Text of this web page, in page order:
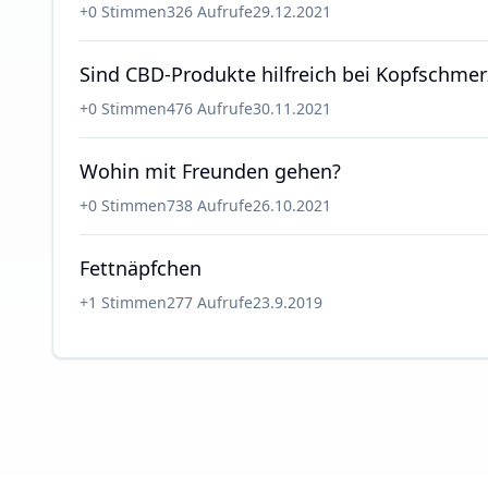
+0 Stimmen326 Aufrufe29.12.2021
Sind CBD-Produkte hilfreich bei
+0 Stimmen476 Aufrufe30.11.2021
Wohin mit Freunden gehen?
+0 Stimmen738 Aufrufe26.10.2021
Fettnäpfchen
+1 Stimmen277 Aufrufe23.9.2019